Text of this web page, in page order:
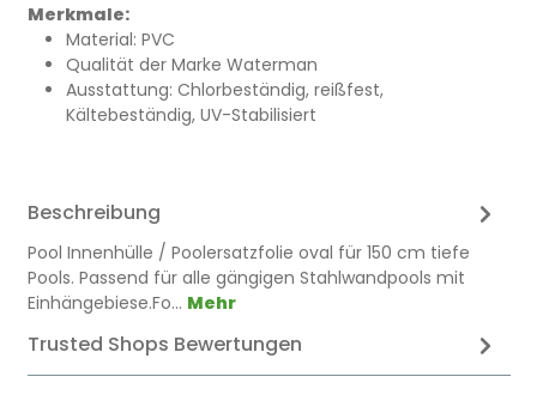
Merkmale:
Material: PVC
Qualität der Marke Waterman
Ausstattung: Chlorbeständig, reißfest,
Kältebeständig, UV-Stabilisiert
Beschreibung
Pool Innenhülle / Poolersatzfolie oval für 150 cm tiefe
Pools. Passend für alle gängigen Stahlwandpools mit
Einhängebiese.Fo… Mehr
Trusted Shops Bewertungen